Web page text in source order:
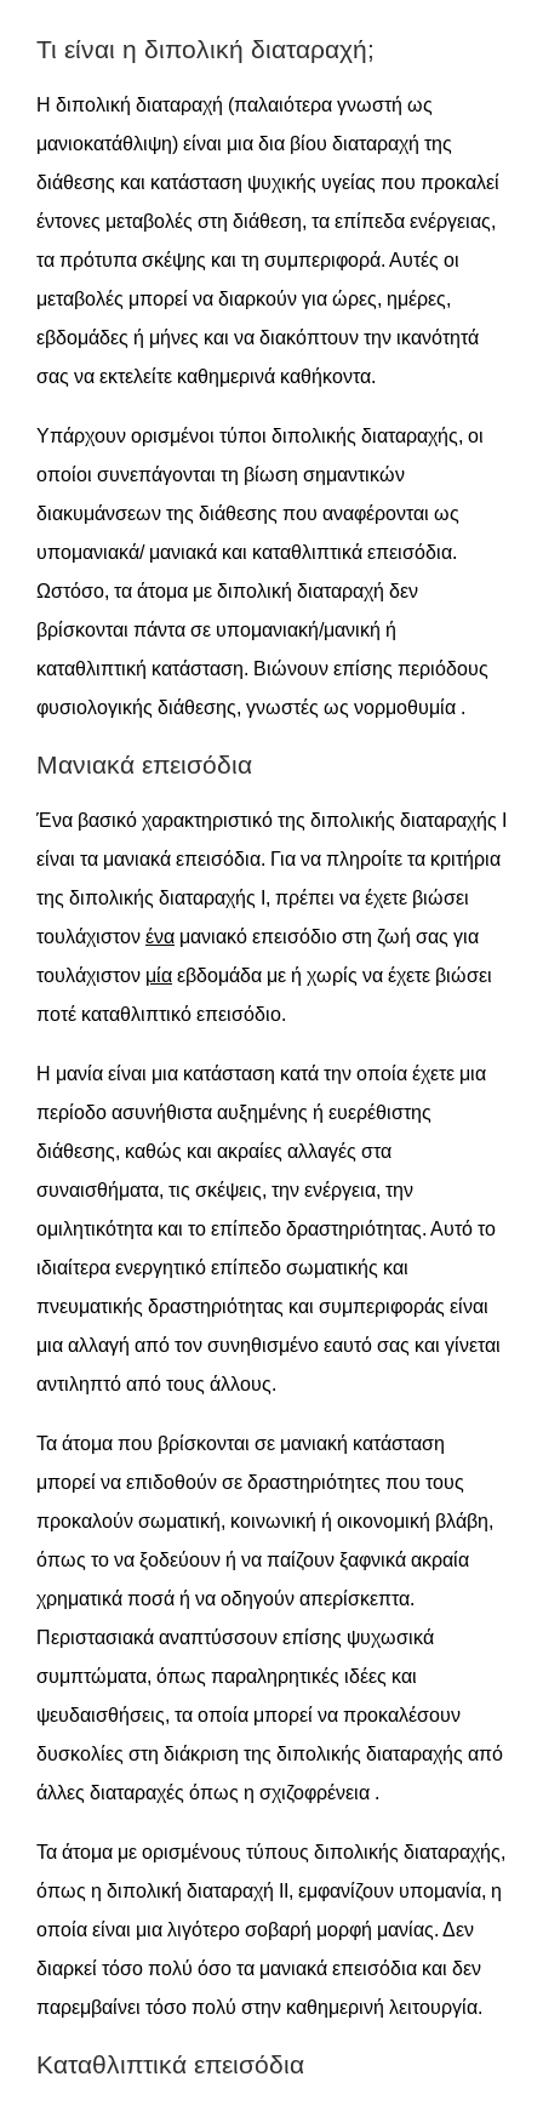
Τι είναι η διπολική διαταραχή;
Η διπολική διαταραχή (παλαιότερα γνωστή ως
μανιοκατάθλιψη) είναι μια δια βίου διαταραχή της
διάθεσης και κατάσταση ψυχικής υγείας που προκαλεί
έντονες μεταβολές στη διάθεση, τα επίπεδα ενέργειας,
τα πρότυπα σκέψης και τη συμπεριφορά. Αυτές οι
μεταβολές μπορεί να διαρκούν για ώρες, ημέρες,
εβδομάδες ή μήνες και να διακόπτουν την ικανότητά
σας να εκτελείτε καθημερινά καθήκοντα.
Υπάρχουν ορισμένοι τύποι διπολικής διαταραχής, οι
οποίοι συνεπάγονται τη βίωση σημαντικών
διακυμάνσεων της διάθεσης που αναφέρονται ως
υπομανιακά/ μανιακά και καταθλιπτικά επεισόδια.
Ωστόσο, τα άτομα με διπολική διαταραχή δεν
βρίσκονται πάντα σε υπομανιακή/μανική ή
καταθλιπτική κατάσταση. Βιώνουν επίσης περιόδους
φυσιολογικής διάθεσης, γνωστές ως νορμοθυμία .
Μανιακά επεισόδια
Ένα βασικό χαρακτηριστικό της διπολικής διαταραχής Ι
είναι τα μανιακά επεισόδια. Για να πληροίτε τα κριτήρια
της διπολικής διαταραχής Ι, πρέπει να έχετε βιώσει
τουλάχιστον ένα μανιακό επεισόδιο στη ζωή σας για
τουλάχιστον μία εβδομάδα με ή χωρίς να έχετε βιώσει
ποτέ καταθλιπτικό επεισόδιο.
Η μανία είναι μια κατάσταση κατά την οποία έχετε μια
περίοδο ασυνήθιστα αυξημένης ή ευερέθιστης
διάθεσης, καθώς και ακραίες αλλαγές στα
συναισθήματα, τις σκέψεις, την ενέργεια, την
ομιλητικότητα και το επίπεδο δραστηριότητας. Αυτό το
ιδιαίτερα ενεργητικό επίπεδο σωματικής και
πνευματικής δραστηριότητας και συμπεριφοράς είναι
μια αλλαγή από τον συνηθισμένο εαυτό σας και γίνεται
αντιληπτό από τους άλλους.
Τα άτομα που βρίσκονται σε μανιακή κατάσταση
μπορεί να επιδοθούν σε δραστηριότητες που τους
προκαλούν σωματική, κοινωνική ή οικονομική βλάβη,
όπως το να ξοδεύουν ή να παίζουν ξαφνικά ακραία
χρηματικά ποσά ή να οδηγούν απερίσκεπτα.
Περιστασιακά αναπτύσσουν επίσης ψυχωσικά
συμπτώματα, όπως παραληρητικές ιδέες και
ψευδαισθήσεις, τα οποία μπορεί να προκαλέσουν
δυσκολίες στη διάκριση της διπολικής διαταραχής από
άλλες διαταραχές όπως η σχιζοφρένεια .
Τα άτομα με ορισμένους τύπους διπολικής διαταραχής,
όπως η διπολική διαταραχή ΙΙ, εμφανίζουν υπομανία, η
οποία είναι μια λιγότερο σοβαρή μορφή μανίας. Δεν
διαρκεί τόσο πολύ όσο τα μανιακά επεισόδια και δεν
παρεμβαίνει τόσο πολύ στην καθημερινή λειτουργία.
Καταθλιπτικά επεισόδια